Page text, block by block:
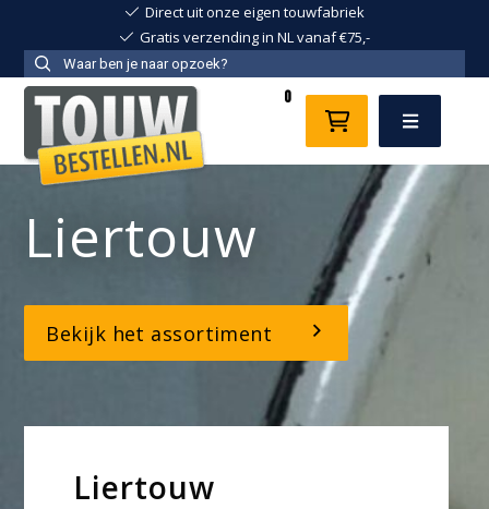
Direct uit onze eigen touwfabriek
Gratis verzending in NL vanaf €75,-
Menu
0
Liertouw
Bekijk het assortiment
Liertouw
Liertouwen